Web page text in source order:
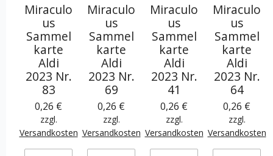
Miraculo
us
Sammel
karte
Aldi
2023 Nr.
83
0,26 €
zzgl.
Versandkosten
Miraculo
us
Sammel
karte
Aldi
2023 Nr.
69
0,26 €
zzgl.
Versandkosten
Miraculo
us
Sammel
karte
Aldi
2023 Nr.
41
0,26 €
zzgl.
Versandkosten
Miraculo
us
Sammel
karte
Aldi
2023 Nr.
64
0,26 €
zzgl.
Versandkosten